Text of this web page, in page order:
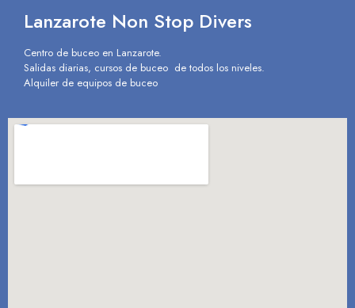
Lanzarote Non Stop Divers
Centro de buceo en Lanzarote.
Salidas diarias, cursos de buceo de todos los niveles.
Alquiler de equipos de buceo